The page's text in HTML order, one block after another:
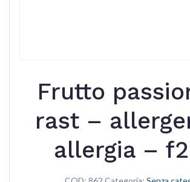
Frutto
rast –
allergia –